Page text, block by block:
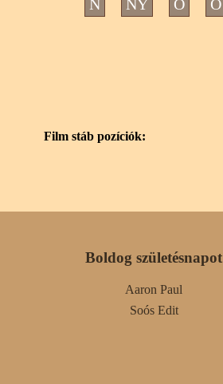
N NY O Ó
Film stáb pozíciók:
Boldog születésnapot
Aaron Paul
Soós Edit